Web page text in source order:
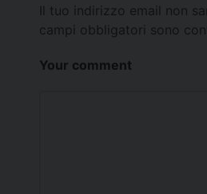
Il tuo indirizzo email non
campi obbligatori sono
Your comment